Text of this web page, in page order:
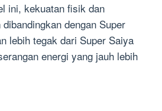
ini, kekuatan fisik dan
dengan Super
lebih tegak dari Super Saiya
energi yang jauh lebih